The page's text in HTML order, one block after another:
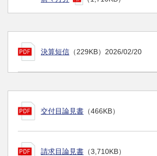
決算短信 （229KB） 2026/02/20
交付目論見書 （466KB）
請求目論見書 （3,710KB）